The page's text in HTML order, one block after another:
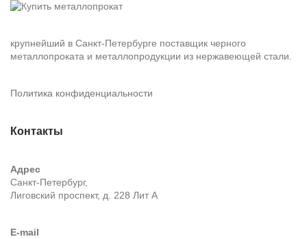
крупнейший в Санкт-Петербурге поставщик черного
металлопроката и металлопродукции из нержавеющей стали.
Политика конфиденциальности
Контакты
Адрес
Санкт-Петербург,
Лиговский проспект, д. 228 Лит А
E-mail